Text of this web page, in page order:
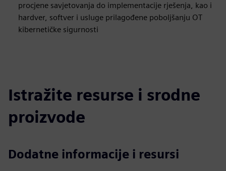
procjene savjetovanja do implementacije rješenja, kao i
hardver, softver i usluge prilagođene poboljšanju OT
kibernetičke sigurnosti
Istražite resurse i srodne
proizvode
Dodatne informacije i resursi